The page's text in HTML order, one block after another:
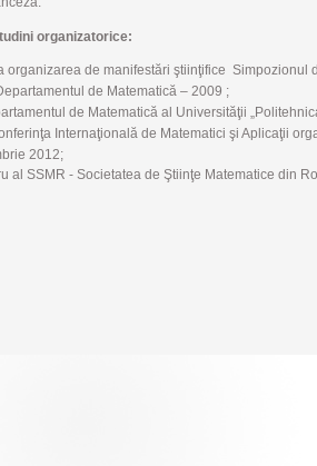
organizatorice:
organizarea de manifestări ştiinţifice Simpozionul
de Matematică – 2009 ;
de Matematică al Universităţii
Internaţională de Matematici şi Aplicaţii
2012;
al SSMR - Societatea de Ştiinţe Matematice din